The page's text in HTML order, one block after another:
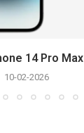
14 Pro
10-02-2026